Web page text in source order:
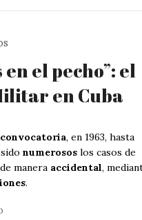
en el pecho”: el
en Cuba
, en 1963, hasta
numerosos los casos de
manera accidental,
.